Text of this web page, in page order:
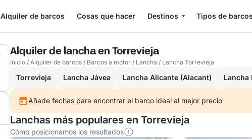
Alquiler de barcos Cosas que hacer Destinos Tipos de barcos
Alquiler de lancha en Torrevieja
Inicio / Alquiler de barcos / Barcos a motor / Lancha / Lancha Torrevieja
Torrevieja Lancha Jávea Lancha Alicante (Alacant) Lancha
Añade fechas para encontrar el barco ideal al mejor precio
Lanchas más populares en Torrevieja
Cómo posicionamos los resultados